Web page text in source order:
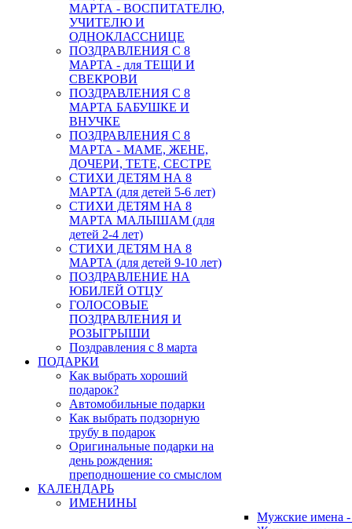
МАРТА - ВОСПИТАТЕЛЮ,
УЧИТЕЛЮ И
ОДНОКЛАССНИЦЕ
ПОЗДРАВЛЕНИЯ С 8
МАРТА - для ТЕЩИ И
СВЕКРОВИ
ПОЗДРАВЛЕНИЯ С 8
МАРТА БАБУШКЕ И
ВНУЧКЕ
ПОЗДРАВЛЕНИЯ С 8
МАРТА - МАМЕ, ЖЕНЕ,
ДОЧЕРИ, ТЕТЕ, СЕСТРЕ
СТИХИ ДЕТЯМ НА 8
МАРТА (для детей 5-6 лет)
СТИХИ ДЕТЯМ НА 8
МАРТА МАЛЫШАМ (для
детей 2-4 лет)
СТИХИ ДЕТЯМ НА 8
МАРТА (для детей 9-10 лет)
ПОЗДРАВЛЕНИЕ НА
ЮБИЛЕЙ ОТЦУ
ГОЛОСОВЫЕ
ПОЗДРАВЛЕНИЯ И
РОЗЫГРЫШИ
Поздравления с 8 марта
ПОДАРКИ
Как выбрать хороший
подарок?
Автомобильные подарки
Как выбрать подзорную
трубу в подарок
Оригинальные подарки на
день рождения:
преподношение со смыслом
КАЛЕНДАРЬ
ИМЕНИНЫ
Мужские имена